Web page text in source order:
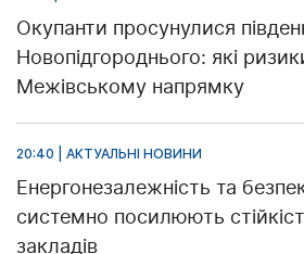
Окупанти просунулися
Новопідгороднього: які
Межівському напрямку
20:40 | АКТУАЛЬНІ НОВИНИ
Енергонезалежність та
системно посилюють
закладів